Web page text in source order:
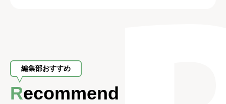
編集部おすすめ
Recommend